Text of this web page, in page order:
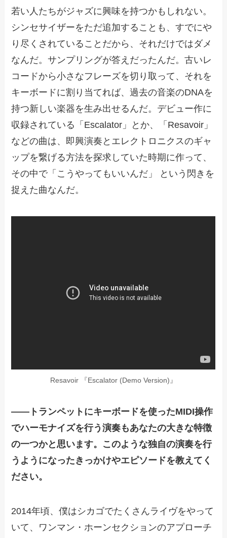
若い人たちがジャズに興味を持つかもしれない。
シンセサイザーをただ追加することも、すでにや
り尽くされていることだから、それだけではダメ
なんだ。サンプリングが答えだったんだ。古いレ
コードから小さなフレーズを切り取って、それを
キーボードに割り当てれば、過去の音楽のDNAを
持つ新しい楽器を生み出せるんだ。デビュー作に
収録されている「Escalator」とか、「Resavoir」
などの曲は、即興演奏とエレクトロニクスのギャ
ップを繋げる方法を探求していた時期に作って、
その中で「こうやってもいいんだ」 という閃きを
捉えた曲なんだ。
Resavoir 『Escalator (Demo Version)』
—— トランペットにキーボードを使ったMIDI操作
でハーモナイズを行う演奏もあなたの大きな特徴
の一つかと思います。このような独自の演奏を行
うようになったきっかけやエピソードを教えてく
ださい。
2014年頃、僕はシカゴでたくさんライヴをやって
いて、ワンマン・ホーンセクションのアプローチ